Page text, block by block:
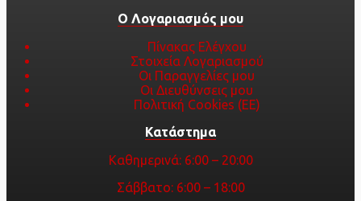
Ο Λογαριασμός μου
Πίνακας Ελέγχου
Στοιχεία Λογαριασμού
Οι Παραγγελίες μου
Οι Διευθύνσεις μου
Πολιτική Cookies (ΕΕ)
Κατάστημα
Καθημερινά: 6:00 – 20:00
Σάββατο: 6:00 – 18:00